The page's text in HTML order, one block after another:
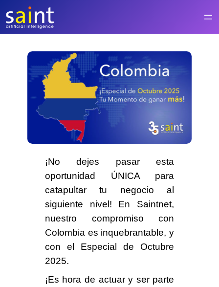
contenido
¡No dejes pasar esta
oportunidad ÚNICA para
catapultar tu negocio al
siguiente nivel! En Saintnet,
nuestro compromiso con
Colombia es inquebrantable, y
con el Especial de Octubre
2025.
¡Es hora de actuar y ser parte